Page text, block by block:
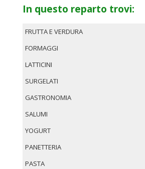
In questo reparto trovi:
FRUTTA E VERDURA
FORMAGGI
LATTICINI
SURGELATI
GASTRONOMIA
SALUMI
YOGURT
PANETTERIA
PASTA